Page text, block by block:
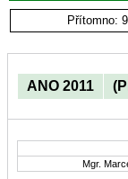
Přítomno: 9
ANO 2011
Mgr.